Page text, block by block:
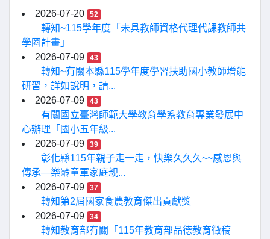
2026-07-20 52
轉知~115學年度「未具教師資格代理代課教師共
學圈計畫」
2026-07-09
43
轉知~有關本縣115學年度學習扶助國小教師增能
研習，詳如說明，請...
2026-07-09
43
有關國立臺灣師範大學教育學系教育專業發展中
心辦理「國小五年級...
2026-07-09
39
彰化縣115年親子走一走，快樂久久久~~感恩與
傳承—樂齡童軍家庭親...
2026-07-09
37
轉知第2屆國家食農教育傑出貢獻獎
2026-07-09
34
轉知教育部有關「115年教育部品德教育徵稿